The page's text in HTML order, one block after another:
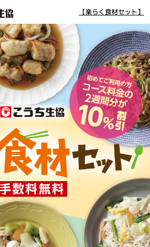
【楽らく食材セット】